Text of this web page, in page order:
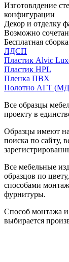
Изготовлдение
конфигурации
Декор и отделку
Возможно
Бесплатная
ЛДСП
Пластик Alvic
Пластик HPL
Пленка ПВХ
Полотно АГТ
Все образцы
проекту в
Образцы имеют
поиска по сайту,
Все мебельные
образцов по
способами
фурнитуры.
Способ монтажа
выбирается